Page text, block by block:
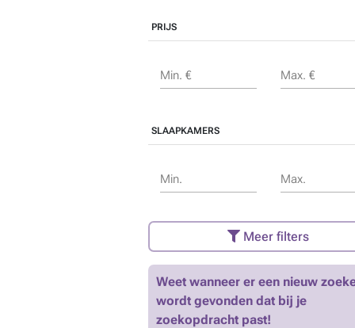
PRIJS
Min. € Max. €
SLAAPKAMERS
Min. Max.
Meer filters
Weet wanneer er een nieuw
wordt gevonden dat bij je
zoekopdracht past!